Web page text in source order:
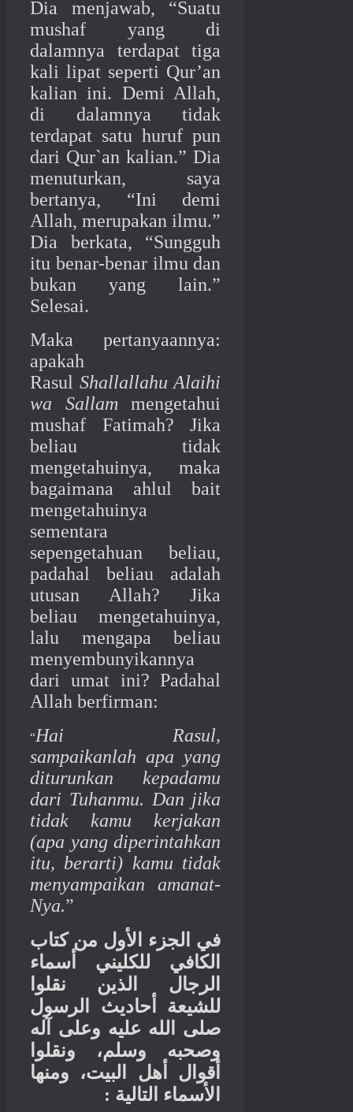
Dia menjawab, “Suatu
mushaf yang di
dalamnya terdapat tiga
kali lipat seperti Qur’an
kalian ini. Demi Allah,
di dalamnya tidak
terdapat satu huruf pun
dari Qur`an kalian.” Dia
menuturkan, saya
bertanya, “Ini demi
Allah, merupakan ilmu.”
Dia berkata, “Sungguh
itu benar-benar ilmu dan
bukan yang lain.”
Selesai.
Maka pertanyaannya:
apakah
Rasul Shallallahu Alaihi
wa Sallammengetahui
mushaf Fatimah? Jika
beliau tidak
mengetahuinya, maka
bagaimana ahlul bait
mengetahuinya
sementara
sepengetahuan beliau,
padahal beliau adalah
utusan Allah? Jika
beliau mengetahuinya,
lalu mengapa beliau
menyembunyikannya
dari umat ini? Padahal
Allah berfirman:
“Hai Rasul,
sampaikanlah apa yang
diturunkan kepadamu
dari Tuhanmu. Dan jika
tidak kamu kerjakan
(apa yang diperintahkan
itu, berarti) kamu tidak
menyampaikan amanat-
Nya.”
في الجزء الأول من كتاب
الكافي للكليني أسماء
الرجال الذين نقلوا
للشيعة أحاديث الرسول
صلى الله عليه وعلى آله
وصحبه وسلم، ونقلوا
أقوال أهل البيت، ومنها
الأسماء التالية :